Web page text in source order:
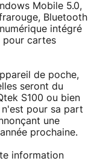
Mobile 5.0,
Bluetooth
intégré
pour cartes
de poche,
seront du
S100 ou bien
pour sa part
une
prochaine.
information